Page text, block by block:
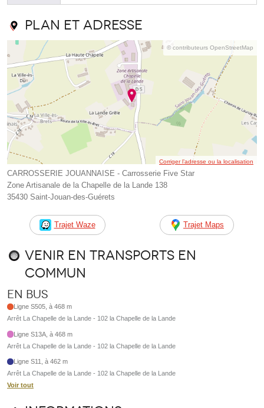
Plan et adresse
© contributeurs OpenStreetMap
Corriger l’adresse ou la localisation
CARROSSERIE JOUANNAISE - Carrosserie Five Star
Zone Artisanale de la Chapelle de la Lande 138
35430 Saint-Jouan-des-Guérets
Trajet Waze Trajet Maps
Venir en transports en
commun
En bus
Ligne S505, à 468 m
Arrêt La Chapelle de la Lande - 102 la Chapelle de la Lande
Ligne S13A, à 468 m
Arrêt La Chapelle de la Lande - 102 la Chapelle de la Lande
Ligne S11, à 462 m
Arrêt La Chapelle de la Lande - 102 la Chapelle de la Lande
Voir tout